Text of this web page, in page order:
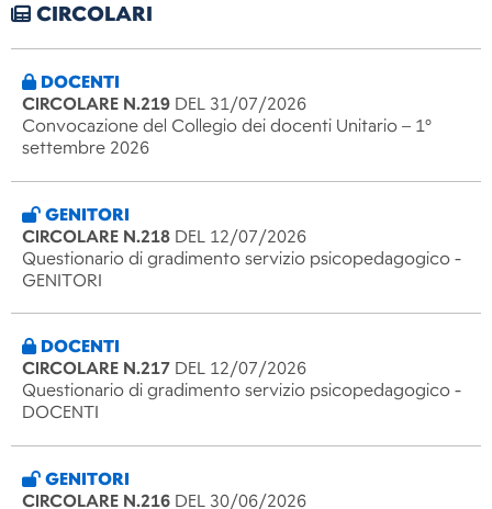
CIRCOLARI
DOCENTI
CIRCOLARE N.219 DEL 31/07/2026
Convocazione del Collegio dei docenti Unitario – 1°
settembre 2026
GENITORI
CIRCOLARE N.218 DEL 12/07/2026
Questionario di gradimento servizio psicopedagogico -
GENITORI
DOCENTI
CIRCOLARE N.217 DEL 12/07/2026
Questionario di gradimento servizio psicopedagogico -
DOCENTI
GENITORI
CIRCOLARE N.216 DEL 30/06/2026